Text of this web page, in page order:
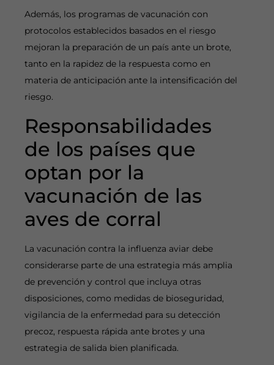
Además, los programas de vacunación con
protocolos establecidos basados en el riesgo
mejoran la preparación de un país ante un brote,
tanto en la rapidez de la respuesta como en
materia de anticipación ante la intensificación del
riesgo.
Responsabilidades
de los países que
optan por la
vacunación de las
aves de corral
La vacunación contra la influenza aviar debe
considerarse parte de una estrategia más amplia
de prevención y control que incluya otras
disposiciones, como medidas de bioseguridad,
vigilancia de la enfermedad para su detección
precoz, respuesta rápida ante brotes y una
estrategia de salida bien planificada.